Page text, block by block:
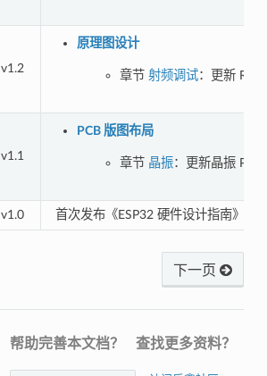
v1.2
原理图设计
章节 射频调试：更新 RF
v1.1
PCB 版图布局
章节 晶振：更新晶振 PCB
v1.0 首次发布《ESP32 硬件设计指南》
下一页
帮助完善本文档？ 查找更多资料？